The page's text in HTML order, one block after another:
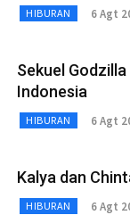
HIBURAN 6 Agt
Sekuel
Indonesia
HIBURAN 6 Agt
Kalya dan
HIBURAN 6 Agt